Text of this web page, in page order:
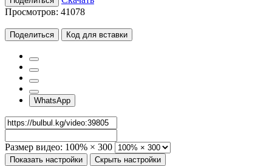
Просмотров: 41078
Поделиться Код для вставки
WhatsApp
Размер видео: 100% × 300
Показать настройки Скрыть настройки